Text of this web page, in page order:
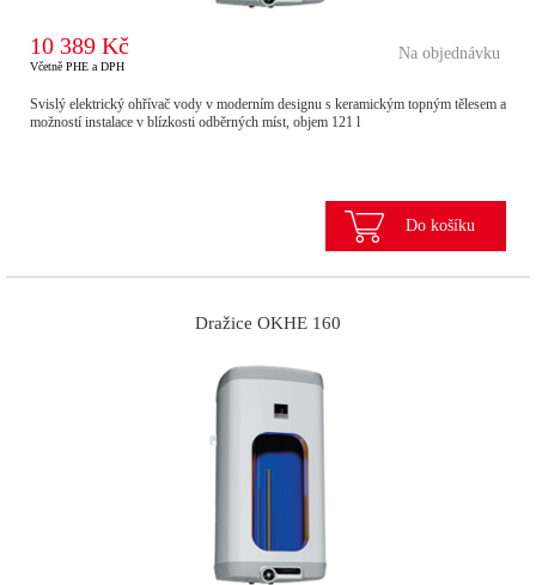
10 389 Kč
Včetně PHE a DPH
Na objednávku
Svislý elektrický ohřívač vody v moderním designu s keramickým topným tělesem a
možností instalace v blízkosti odběrných míst, objem 121 l
Do košíku
Dražice OKHE 160